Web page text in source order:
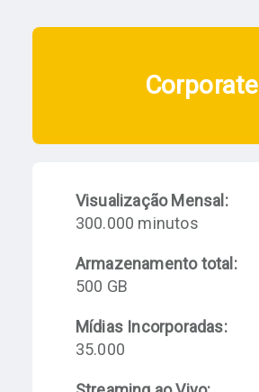
Corporate
Visualização Mensal:
300.000 minutos
Armazenamento total:
500 GB
Mídias Incorporadas:
35.000